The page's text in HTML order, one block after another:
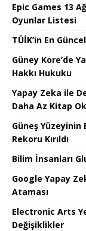
Epic Games 13
Oyunlar Listesi
TÜİK’in En
Güney Kore’de
Hakkı Hukuku
Yapay Zeka ile
Daha Az Kitap
Güneş
Rekoru Kırıldı
Bilim İnsanları
Google Yapay
Ataması
Electronic Arts
Değişiklikler